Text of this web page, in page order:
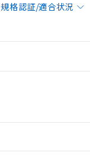
規格認証/適合状況